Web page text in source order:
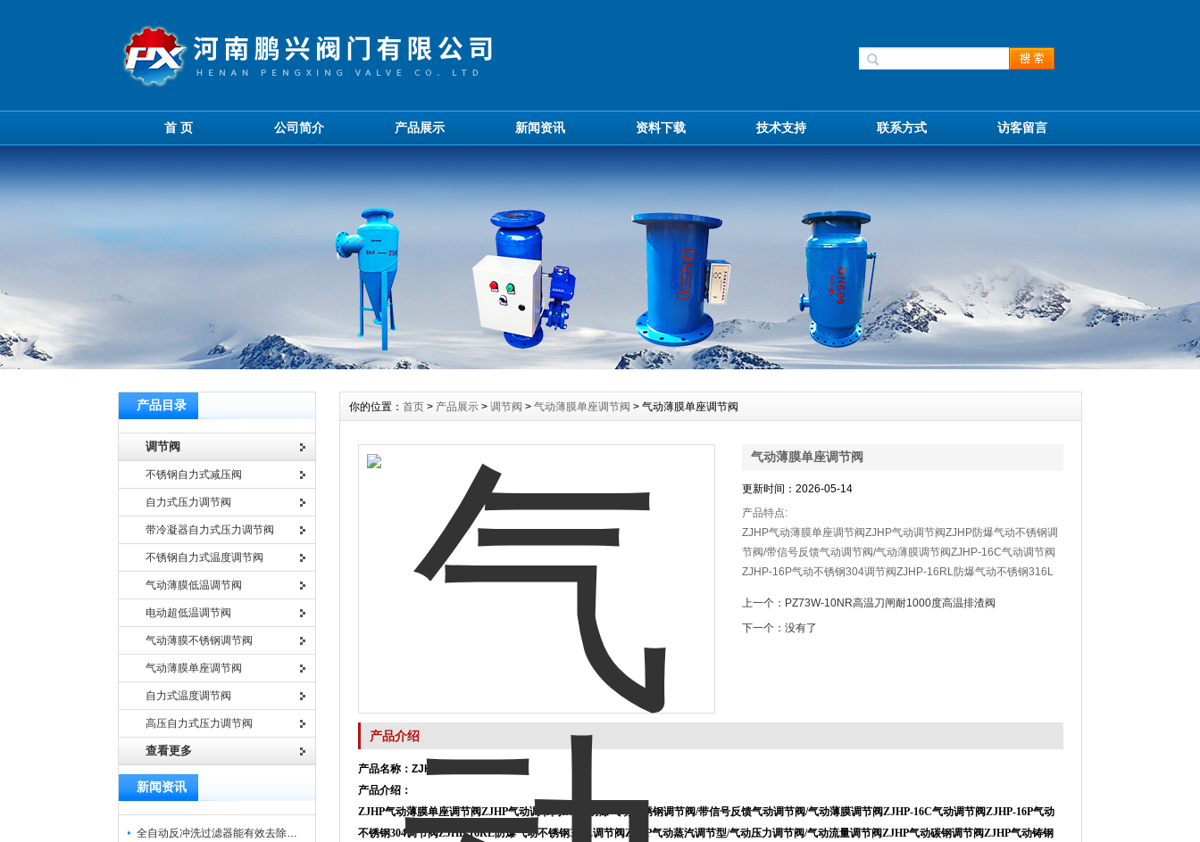
首 页 公司简介 产品展示 新闻资讯 资料下载 技术支持 联系方式 访客留言
产品目录
调节阀
不锈钢自力式减压阀
自力式压力调节阀
带冷凝器自力式压力调节阀
不锈钢自力式温度调节阀
气动薄膜低温调节阀
电动超低温调节阀
气动薄膜不锈钢调节阀
气动薄膜单座调节阀
自力式温度调节阀
高压自力式压力调节阀
查看更多
新闻资讯
全自动反冲洗过滤器能有效去除过滤介质上的杂质
你的位置： 首页 > 产品展示 > 调节阀 > 气动薄膜单座调节阀 > 气动薄膜单座调节阀
气动薄膜单座调节阀
更新时间：2026-05-14
产品特点:
ZJHP气动薄膜单座调节阀ZJHP气动调节阀ZJHP防爆气动不锈钢调
节阀/带信号反馈气动调节阀/气动薄膜调节阀ZJHP-16C气动调节阀
ZJHP-16P气动不锈钢304调节阀ZJHP-16RL防爆气动不锈钢316L
精小型调节阀阀体组成，多弹簧执行机构的高度低、重量轻、装备简
便。
上一个： PZ73W-10NR高温刀闸耐1000度高温排渣阀
下一个：没有了
产品介绍
产品名称： ZJHP气动调节阀
产品介绍：
ZJHP气动薄膜单座调节阀ZJHP气动调节阀ZJHP防爆气动不锈钢调节阀/带信号反馈气动调节阀/气动薄膜调节阀ZJHP-16C气动调节阀ZJHP-16P气动
不锈钢304调节阀ZJHP-16RL防爆气动不锈钢316L调节阀ZJHP气动蒸汽调节型/气动压力调节阀/气动流量调节阀ZJHP气动碳钢调节阀ZJHP气动铸钢